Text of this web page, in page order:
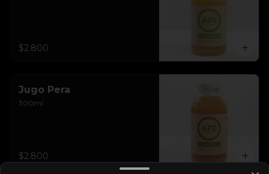
$2.800
Jugo Pera
300ml
$2.800